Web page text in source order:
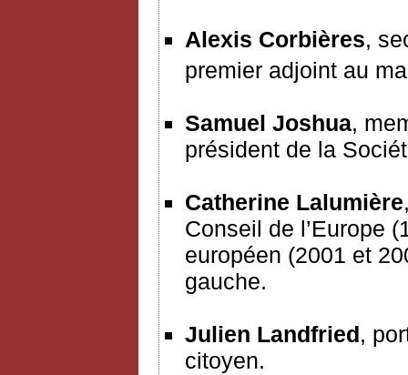
Alexis Corbières,
premier adjoint au
Samuel Joshua,
président de la
Catherine Lalumière
Conseil de l’Europe
européen (2001 et
gauche.
Julien Landfried,
citoyen.